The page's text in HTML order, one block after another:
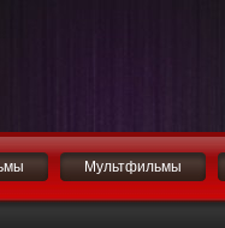
Мультфильмы